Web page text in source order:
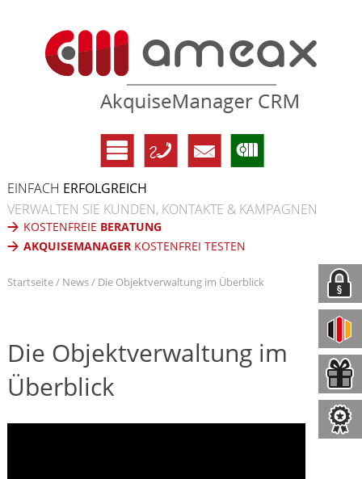
EINFACH ERFOLGREICH
VERWALTEN SIE KUNDEN, KONTAKTE & KAMPAGNEN
KOSTENFREIE BERATUNG
AKQUISEMANAGERKOSTENFREI TESTEN
Startseite News Die Objektverwaltung im Überblick
Die Objektverwaltung im
Überblick